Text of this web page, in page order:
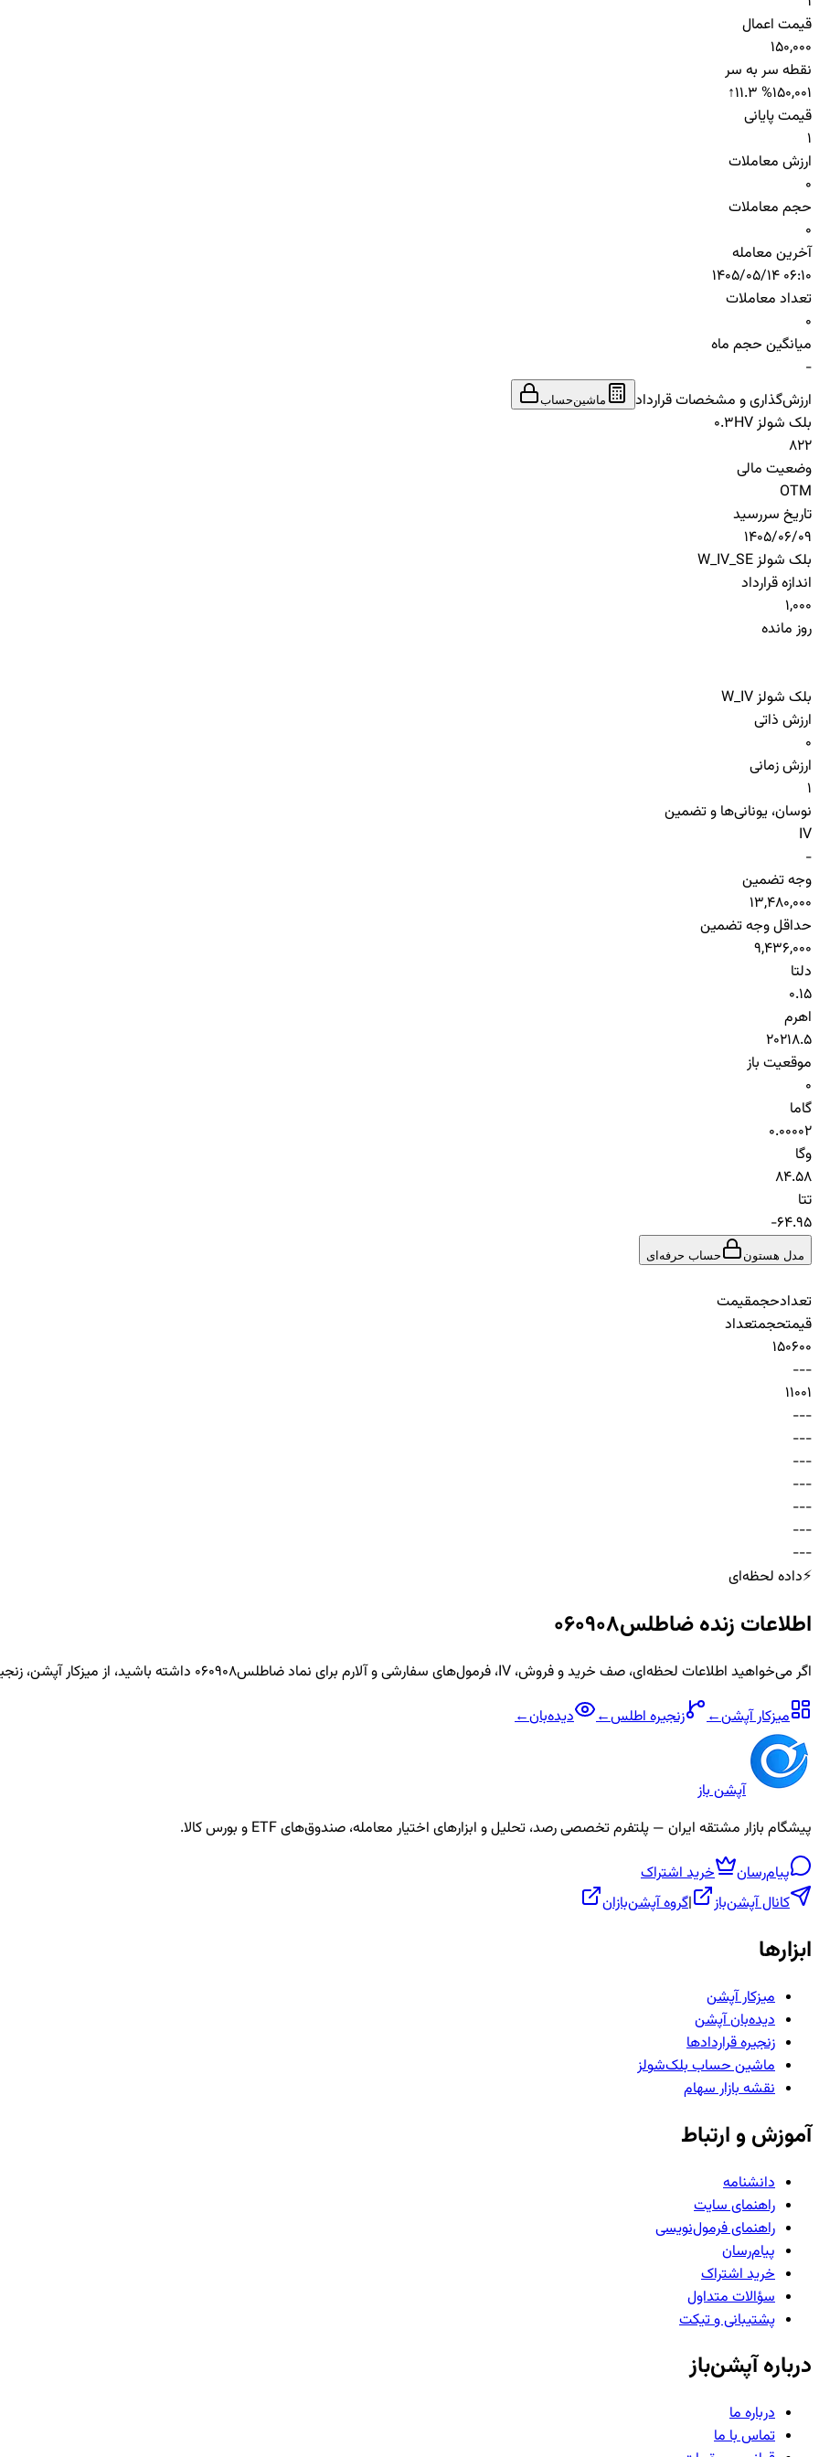
قیمت اعمال
150,000
نقطه سر به سر
150,001
↑11.3 %
قیمت پایانی
1
ارزش معاملات
0
حجم معاملات
0
آخرین معامله
1405/05/14 06:10
تعداد معاملات
0
میانگین حجم ماه
-
ارزش‌گذاری و مشخصات قرارداد
ماشین‌حساب
بلک شولز HV
0.3
822
وضعیت مالی
OTM
تاریخ سررسید
1405/06/09
بلک شولز W_IV_SE
اندازه قرارداد
1,000
روز مانده
بلک شولز W_IV
ارزش ذاتی
0
ارزش زمانی
1
نوسان، یونانی‌ها و تضمین
IV
-
وجه تضمین
13,480,000
حداقل وجه تضمین
9,436,000
دلتا
0.15
اهرم
20218.5
موقعیت باز
0
گاما
0.00002
وگا
84.58
تتا
-64.95
مدل هستون حساب حرفه‌ای
تعدادحجمقیمت
قیمتحجمتعداد
150600
-
-
-
11001
-
-
-
-
-
-
-
-
-
-
-
-
-
-
-
-
-
-
-
-
-
⚡داده لحظه‌ای
اطلاعات زندهضاطلس060908
اگر می‌خواهید اطلاعات لحظه‌ای، صف خرید و فروش، IV، فرمول‌های سفارشی و آلارم برای نماد ضاطلس060908
داشته باشید، از میزکار آپشن،
میزکار آپشن← زنجیرهاطلس← دیده‌بان←
آپشن باز
پیشگام بازار مشتقه ایران — پلتفرم تخصصی رصد، تحلیل و ابزارهای اختیار معامله، صندوق‌های ETF و بورس کالا.
پیام‌رسان
خرید اشتراک
کانال آپشن‌باز
|گروه آپشن‌بازان
ابزارها
میزکار آپشن
دیده‌بان آپشن
زنجیره قراردادها
ماشین حساب بلک‌شولز
نقشه بازار سهام
آموزش و ارتباط
دانشنامه
راهنمای سایت
راهنمای فرمول‌نویسی
پیام‌رسان
خرید اشتراک
سؤالات متداول
پشتیبانی و تیکت
درباره آپشن‌باز
درباره ما
تماس با ما